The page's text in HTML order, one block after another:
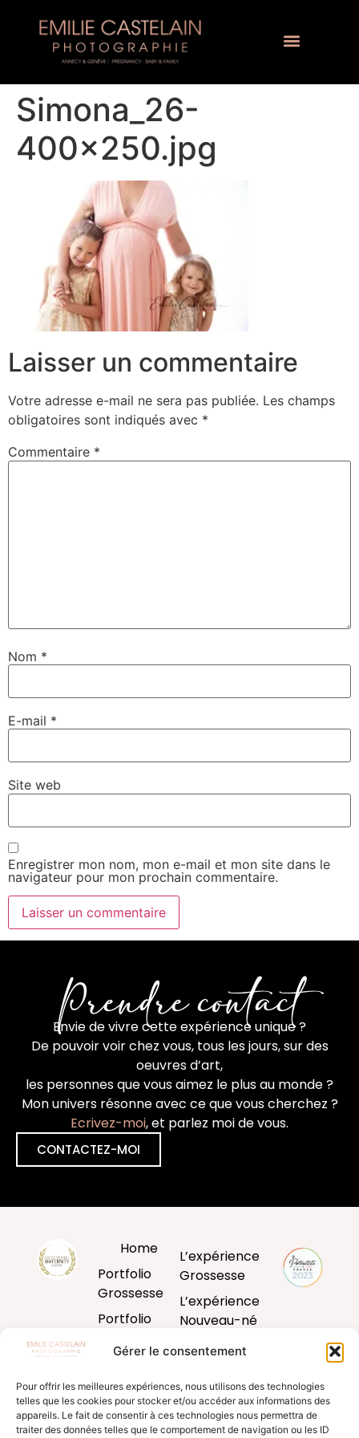
Gérer le consentement
Pour offrir les meilleures expériences, nous utilisons des technologies
telles que les cookies pour stocker et/ou accéder aux informations des
appareils. Le fait de consentir à ces technologies nous permettra de
traiter des données telles que le comportement de navigation ou les ID
Simona_26-
400×250.jpg
Laisser un commentaire
Votre adresse e-mail ne sera pas publiée. Les champs
obligatoires sont indiqués avec *
Commentaire *
Nom *
E-mail *
Site web
Enregistrer mon nom, mon e-mail et mon site dans le
navigateur pour mon prochain commentaire.
Prendre contact
Envie de vivre cette expérience unique ?
De pouvoir voir chez vous, tous les jours, sur des
oeuvres d’art,
les personnes que vous aimez le plus au monde ?
Mon univers résonne avec ce que vous cherchez ?
Ecrivez-moi, et parlez moi de vous.
CONTACTEZ-MOI
Home
Portfolio
Grossesse
Portfolio
Bébé
Portfolio
Famille
L’expérience
Grossesse
L’expérience
Nouveau-né
L’expérience
L’expérience
famille